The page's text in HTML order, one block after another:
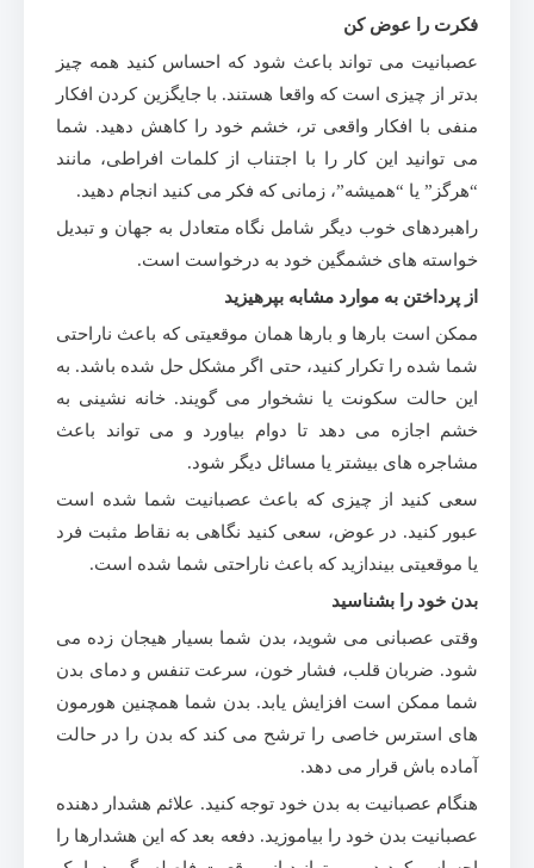
فکرت را عوض کن
عصبانیت می تواند باعث شود که احساس کنید همه چیز
بدتر از چیزی است که واقعا هستند. با جایگزین کردن افکار
منفی با افکار واقعی تر، خشم خود را کاهش دهید. شما
می توانید این کار را با اجتناب از کلمات افراطی، مانند
“هرگز” یا “همیشه”، زمانی که فکر می کنید انجام دهید.
راهبردهای خوب دیگر شامل نگاه متعادل به جهان و تبدیل
خواسته های خشمگین خود به درخواست است.
از پرداختن به موارد مشابه بپرهیزید
ممکن است بارها و بارها همان موقعیتی که باعث ناراحتی
شما شده را تکرار کنید، حتی اگر مشکل حل شده باشد. به
این حالت سکونت یا نشخوار می گویند. خانه نشینی به
خشم اجازه می دهد تا دوام بیاورد و می تواند باعث
مشاجره های بیشتر یا مسائل دیگر شود.
سعی کنید از چیزی که باعث عصبانیت شما شده است
عبور کنید. در عوض، سعی کنید نگاهی به نقاط مثبت فرد
یا موقعیتی بیندازید که باعث ناراحتی شما شده است.
بدن خود را بشناسید
وقتی عصبانی می شوید، بدن شما بسیار هیجان زده می
شود. ضربان قلب، فشار خون، سرعت تنفس و دمای بدن
شما ممکن است افزایش یابد. بدن شما همچنین هورمون
های استرس خاصی را ترشح می کند که بدن را در حالت
آماده باش قرار می دهد.
هنگام عصبانیت به بدن خود توجه کنید. علائم هشدار دهنده
عصبانیت بدن خود را بیاموزید. دفعه بعد که این هشدارها را